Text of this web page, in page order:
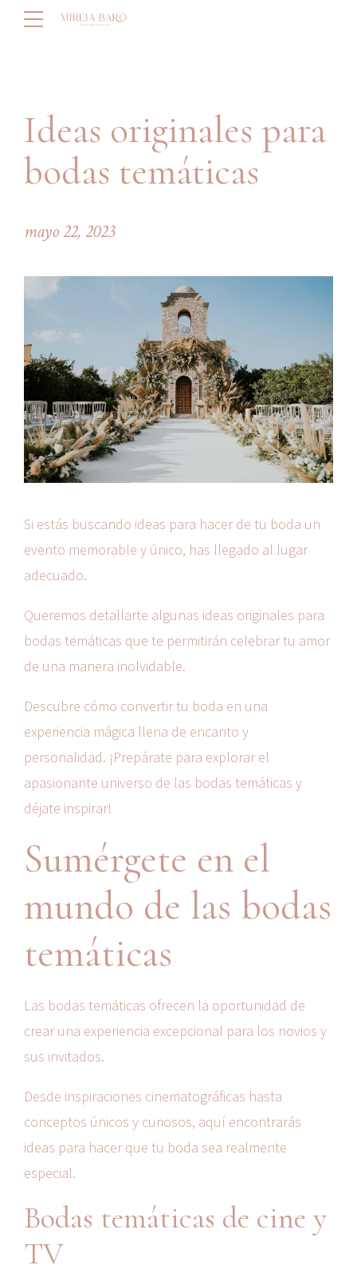
Ideas originales para
bodas temáticas
mayo 22, 2023
Si estás buscando ideas para hacer de tu boda un
evento memorable y único, has llegado al lugar
adecuado.
Queremos detallarte algunas ideas originales para
bodas temáticas que te permitirán celebrar tu amor
de una manera inolvidable.
Descubre cómo convertir tu boda en una
experiencia mágica llena de encanto y
personalidad. ¡Prepárate para explorar el
apasionante universo de las bodas temáticas y
déjate inspirar!
Sumérgete en el
mundo de las bodas
temáticas
Las bodas temáticas ofrecen la oportunidad de
crear una experiencia excepcional para los novios y
sus invitados.
Desde inspiraciones cinematográficas hasta
conceptos únicos y curiosos, aquí encontrarás
ideas para hacer que tu boda sea realmente
especial.
Bodas temáticas de cine y
TV